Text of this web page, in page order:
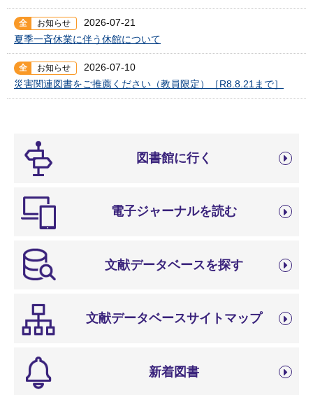
全 お知らせ
2026-07-21
夏季一斉休業に伴う休館について
全 お知らせ
2026-07-10
災害関連図書をご推薦ください（教員限定）［R8.8.21まで］
図書館に行く
電子ジャーナルを読む
文献データベースを探す
文献データベースサイトマップ
新着図書